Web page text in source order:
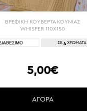
ΒΡΕΦΙΚΗ ΚΟΥΒΕΡΤΑ ΚΟΥΝΙΑΣ
WHISPER 110X150
ΣΕ 4 ΧΡΩΜΑΤΑ
5,00€
ΑΓΟΡΑ